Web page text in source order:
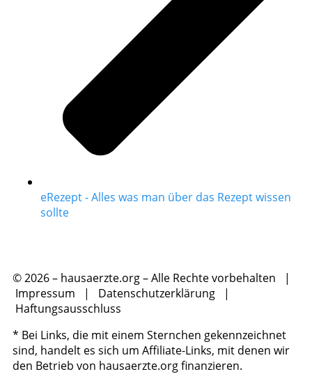
eRezept - Alles was man über das Rezept wissen
sollte
© 2026 – hausaerzte.org – Alle Rechte vorbehalten |
Impressum | Datenschutzerklärung |
Haftungsausschluss
* Bei Links, die mit einem Sternchen gekennzeichnet
sind, handelt es sich um Affiliate-Links, mit denen wir
den Betrieb von hausaerzte.org finanzieren.